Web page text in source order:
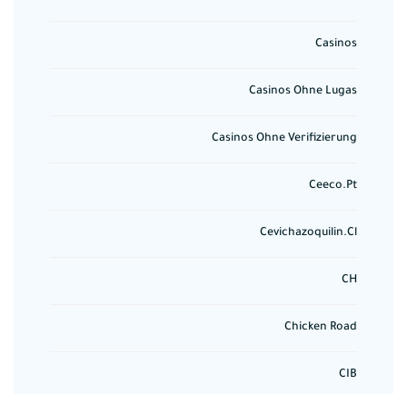
Casinos
Casinos Ohne Lugas
Casinos Ohne Verifizierung
Ceeco.pt
Cevichazoquilin.cl
CH
Chicken Road
CIB